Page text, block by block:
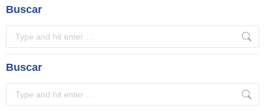
Buscar
Buscar